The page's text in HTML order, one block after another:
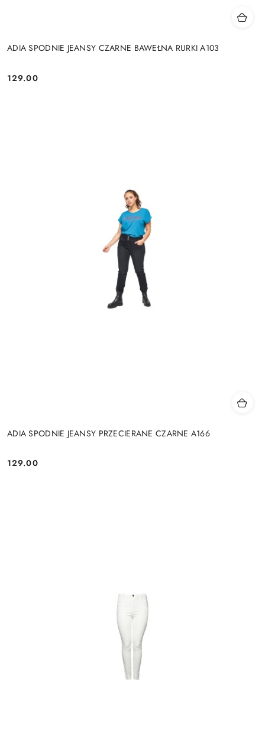
ADIA SPODNIE JEANSY CZARNE BAWEŁNA RURKI A103
Cena:
129.00
ADIA SPODNIE JEANSY PRZECIERANE CZARNE A166
Cena:
129.00